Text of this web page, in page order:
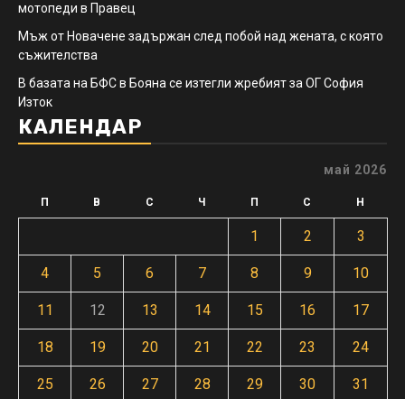
мотопеди в Правец
Мъж от Новачене задържан след побой над жената, с която
съжителства
В базата на БФС в Бояна се изтегли жребият за ОГ София
Изток
КАЛЕНДАР
май 2026
П В С Ч П С Н
1 2 3
4 5 6 7 8 9 10
11 12 13 14 15 16 17
18 19 20 21 22 23 24
25 26 27 28 29 30 31